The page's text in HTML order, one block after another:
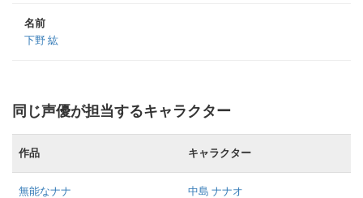
名前
下野 紘
同じ声優が担当するキャラクター
作品 キャラクター
無能なナナ 中島 ナナオ